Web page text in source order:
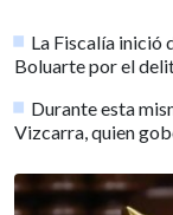
La Fiscalía inició
Boluarte por el
Durante esta
Vizcarra, quien